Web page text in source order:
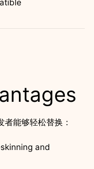
能够轻松替换：
and